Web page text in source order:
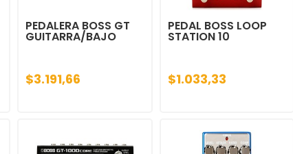
PEDALERA BOSS GT
GUITARRA/BAJO
$3.191,66
PEDAL BOSS LOOP
STATION 10
$1.033,33